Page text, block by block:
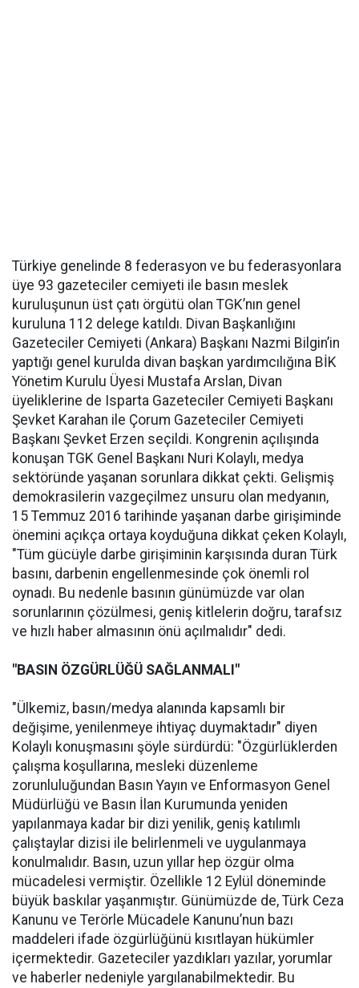
Türkiye genelinde 8 federasyon ve bu federasyonlara
üye 93 gazeteciler cemiyeti ile basın meslek
kuruluşunun üst çatı örgütü olan TGK’nın genel
kuruluna 112 delege katıldı. Divan Başkanlığını
Gazeteciler Cemiyeti (Ankara) Başkanı Nazmi Bilgin’in
yaptığı genel kurulda divan başkan yardımcılığına BİK
Yönetim Kurulu Üyesi Mustafa Arslan, Divan
üyeliklerine de Isparta Gazeteciler Cemiyeti Başkanı
Şevket Karahan ile Çorum Gazeteciler Cemiyeti
Başkanı Şevket Erzen seçildi. Kongrenin açılışında
konuşan TGK Genel Başkanı Nuri Kolaylı, medya
sektöründe yaşanan sorunlara dikkat çekti. Gelişmiş
demokrasilerin vazgeçilmez unsuru olan medyanın,
15 Temmuz 2016 tarihinde yaşanan darbe girişiminde
önemini açıkça ortaya koyduğuna dikkat çeken Kolaylı,
"Tüm gücüyle darbe girişiminin karşısında duran Türk
basını, darbenin engellenmesinde çok önemli rol
oynadı. Bu nedenle basının günümüzde var olan
sorunlarının çözülmesi, geniş kitlelerin doğru, tarafsız
ve hızlı haber almasının önü açılmalıdır" dedi.
"BASIN ÖZGÜRLÜĞÜ SAĞLANMALI"
"Ülkemiz, basın/medya alanında kapsamlı bir
değişime, yenilenmeye ihtiyaç duymaktadır" diyen
Kolaylı konuşmasını şöyle sürdürdü: "Özgürlüklerden
çalışma koşullarına, mesleki düzenleme
zorunluluğundan Basın Yayın ve Enformasyon Genel
Müdürlüğü ve Basın İlan Kurumunda yeniden
yapılanmaya kadar bir dizi yenilik, geniş katılımlı
çalıştaylar dizisi ile belirlenmeli ve uygulanmaya
konulmalıdır. Basın, uzun yıllar hep özgür olma
mücadelesi vermiştir. Özellikle 12 Eylül döneminde
büyük baskılar yaşanmıştır. Günümüzde de, Türk Ceza
Kanunu ve Terörle Mücadele Kanunu’nun bazı
maddeleri ifade özgürlüğünü kısıtlayan hükümler
içermektedir. Gazeteciler yazdıkları yazılar, yorumlar
ve haberler nedeniyle yargılanabilmektedir. Bu